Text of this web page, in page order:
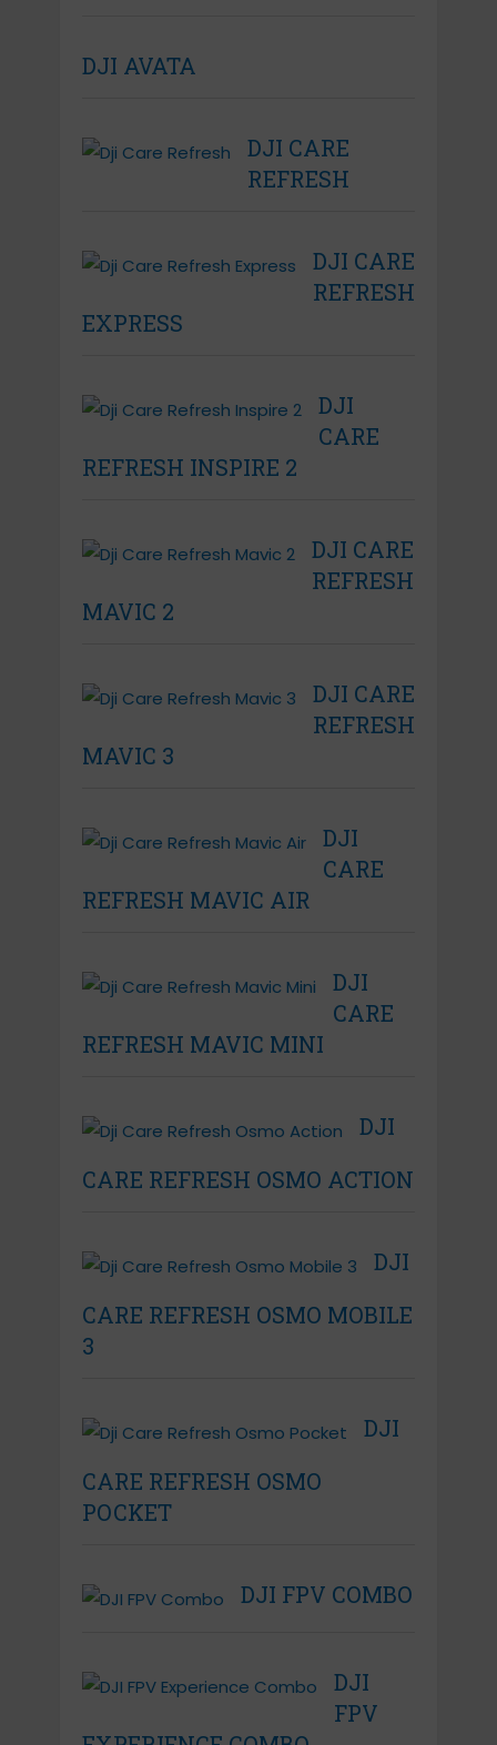
DJI AVATA
DJI CARE
REFRESH
DJI CARE
REFRESH
EXPRESS
DJI
CARE
REFRESH INSPIRE 2
DJI CARE
REFRESH
MAVIC 2
DJI CARE
REFRESH
MAVIC 3
DJI
CARE
REFRESH MAVIC AIR
DJI
CARE
REFRESH MAVIC MINI
DJI
CARE REFRESH OSMO ACTION
DJI
CARE REFRESH OSMO MOBILE
3
DJI
CARE REFRESH OSMO
POCKET
DJI FPV COMBO
DJI
FPV